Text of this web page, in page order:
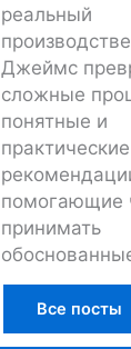
реальный
Джеймс
сложные
понятные и
практические
помогающие
принимать
Все посты